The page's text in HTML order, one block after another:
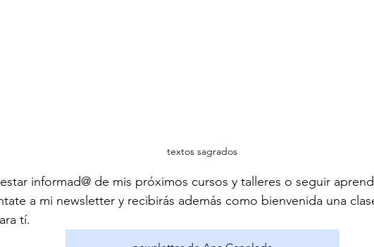
textos sagrados
informad@ de mis próximos cursos y talleres o seguir
a mi newsletter y recibirás además como bienvenida una
tí.